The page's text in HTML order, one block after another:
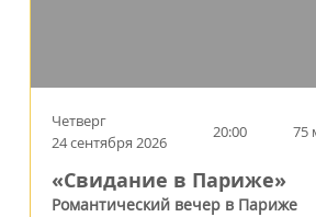
Четверг
24 сентября 2026
20:00 75
«Свидание в Париже»
Романтический вечер в Париже